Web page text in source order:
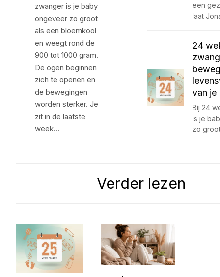
zwanger is je baby
ongeveer zo groot
als een bloemkool
en weegt rond de
900 tot 1000 gram.
De ogen beginnen
zich te openen en
de bewegingen
worden sterker. Je
zit in de laatste
week…
een
laat
24
van je
Bij 24
is je
zo
Verder lezen